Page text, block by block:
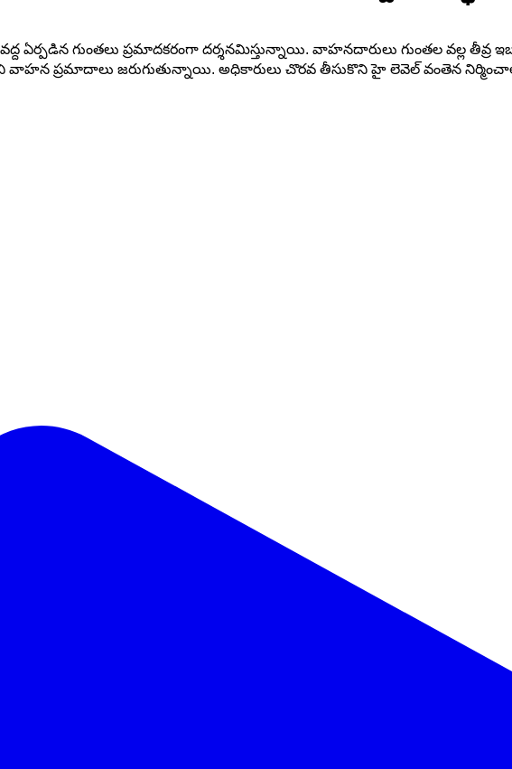
ఏర్పడిన గుంతలు ప్రమాదకరంగా దర్శనమిస్తున్నాయి. వాహనదారులు గుంతల వల్ల తీవ్ర
వాహన ప్రమాదాలు జరుగుతున్నాయి. అధికారులు చొరవ తీసుకొని హై లెవెల్ వంతెన